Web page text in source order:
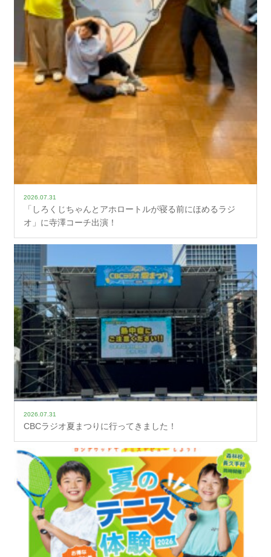
2026.07.31
「しろくじちゃんとアホロートルが寝る前にほめるラジ
オ」に寺澤コーチ出演！
2026.07.31
CBCラジオ夏まつりに行ってきました！